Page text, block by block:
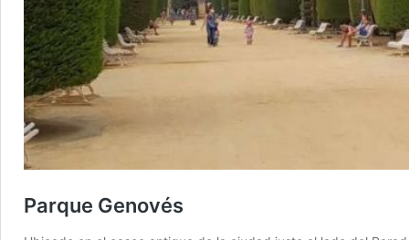
Parque Genovés